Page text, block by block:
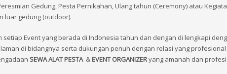
Gedung,Pesta Pernikahan,Ulang tahun (Ceremony) atau K
luar gedung (outdoor).
setiap Event yang berada di Indonesia tahun dan dengan di lengkapi
di bidangnya serta dukungan penuh dengan relasi yang profesional
SEWA ALAT PESTA &EVENT ORGANIZERyang amanah dan